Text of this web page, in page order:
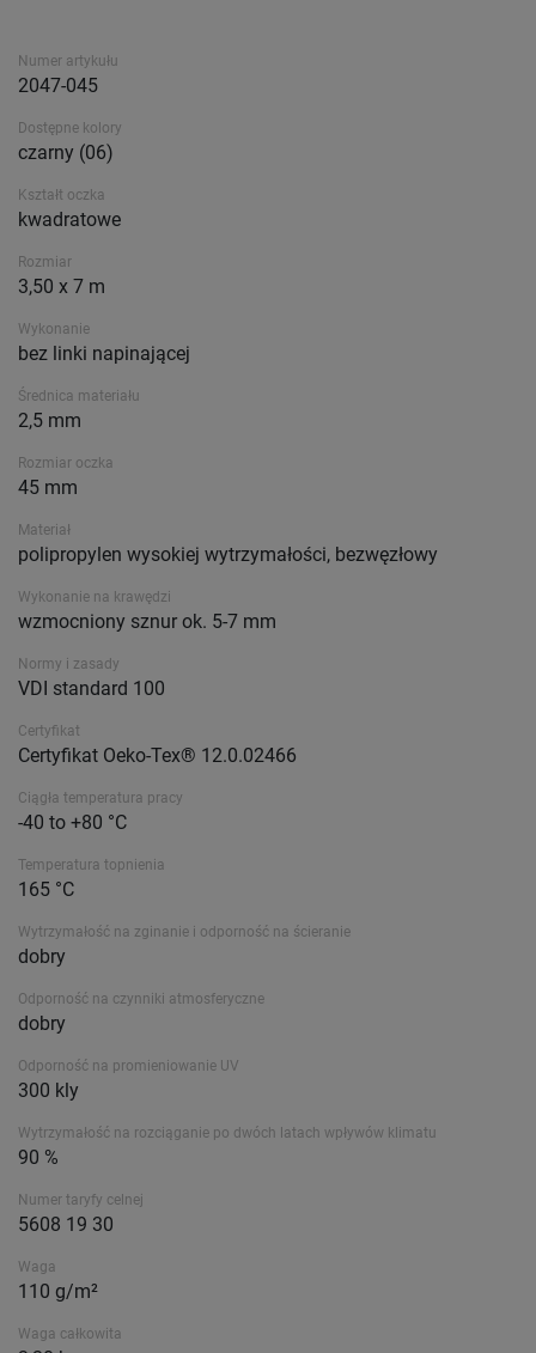
Numer artykułu
2047-045
Dostępne kolory
czarny (06)
Kształt oczka
kwadratowe
Rozmiar
3,50 x 7 m
Wykonanie
bez linki napinającej
Średnica materiału
2,5 mm
Rozmiar oczka
45 mm
Materiał
polipropylen wysokiej wytrzymałości, bezwęzłowy
Wykonanie na krawędzi
wzmocniony sznur ok. 5-7 mm
Normy i zasady
VDI standard 100
Certyfikat
Certyfikat Oeko-Tex® 12.0.02466
Ciągła temperatura pracy
-40 to +80 °C
Temperatura topnienia
165 °C
Wytrzymałość na zginanie i odporność na ścieranie
dobry
Odporność na czynniki atmosferyczne
dobry
Odporność na promieniowanie UV
300 kly
Wytrzymałość na rozciąganie po dwóch latach wpływów klimatu
90 %
Numer taryfy celnej
5608 19 30
Waga
110 g/m²
Waga całkowita